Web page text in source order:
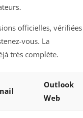
officielles, vérifiées
vous. La
très complète.
Outlook
Web